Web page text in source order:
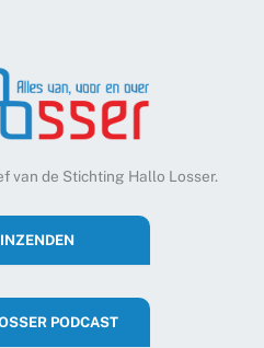
van de Stichting Hallo Losser.
PODCAST